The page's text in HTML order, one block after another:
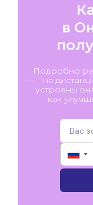
в
Подробно
на
устроены
как
▼